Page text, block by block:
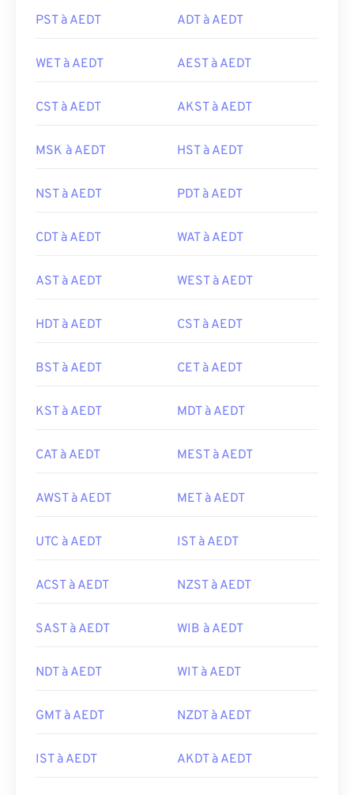
PST à AEDT ADT à AEDT
WET à AEDT AEST à AEDT
CST à AEDT AKST à AEDT
MSK à AEDT HST à AEDT
NST à AEDT PDT à AEDT
CDT à AEDT WAT à AEDT
AST à AEDT WEST à AEDT
HDT à AEDT CST à AEDT
BST à AEDT CET à AEDT
KST à AEDT MDT à AEDT
CAT à AEDT MEST à AEDT
AWST à AEDT MET à AEDT
UTC à AEDT IST à AEDT
ACST à AEDT NZST à AEDT
SAST à AEDT WIB à AEDT
NDT à AEDT WIT à AEDT
GMT à AEDT NZDT à AEDT
IST à AEDT AKDT à AEDT